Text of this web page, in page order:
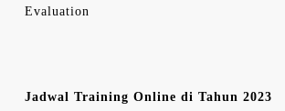
Evaluation
Jadwal Training Online di Tahun 2023